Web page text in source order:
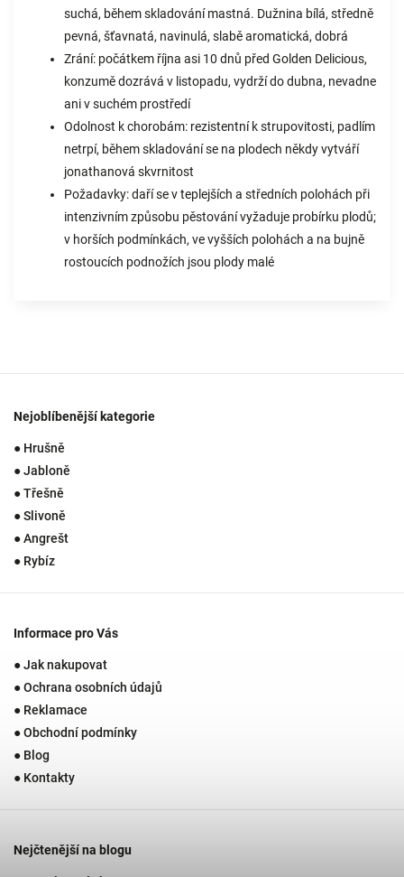
suchá, během skladování mastná. Dužnina bílá, středně
pevná, šťavnatá, navinulá, slabě aromatická, dobrá
Zrání: počátkem října asi 10 dnů před Golden Delicious,
konzumě dozrává v listopadu, vydrží do dubna, nevadne
ani v suchém prostředí
Odolnost k chorobám: rezistentní k strupovitosti, padlím
netrpí, během skladování se na plodech někdy vytváří
jonathanová skvrnitost
Požadavky: daří se v teplejších a středních polohách při
intenzivním způsobu pěstování vyžaduje probírku plodů;
v horších podmínkách, ve vyšších polohách a na bujně
rostoucích podnožích jsou plody malé
Nejoblíbenější kategorie
● Hrušně
● Jabloně
● Třešně
● Slivoně
● Angrešt
● Rybíz
Informace pro Vás
● Jak nakupovat
● Ochrana osobních údajů
● Reklamace
● Obchodní podmínky
● Blog
● Kontakty
Nejčtenější na blogu